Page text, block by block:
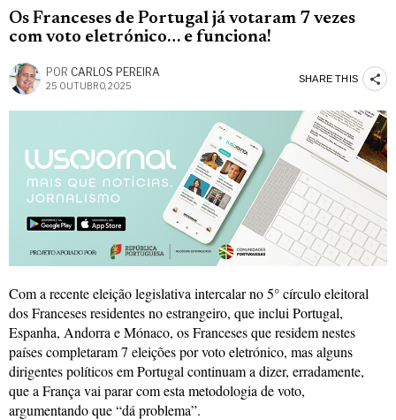
Os Franceses de Portugal já votaram 7 vezes
com voto eletrónico… e funciona!
POR CARLOS PEREIRA
25 OUTUBRO, 2025
SHARE THIS
Com a recente eleição legislativa intercalar no 5° círculo eleitoral
dos Franceses residentes no estrangeiro, que inclui Portugal,
Espanha, Andorra e Mónaco, os Franceses que residem nestes
países completaram 7 eleições por voto eletrónico, mas alguns
dirigentes políticos em Portugal continuam a dizer, erradamente,
que a França vai parar com esta metodologia de voto,
argumentando que “dá problema”.